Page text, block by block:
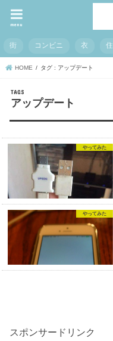
menu
街 コンビニ 衣 住
HOME タグ : アップデート
アップデート
やってみた
やってみた
スポンサードリンク